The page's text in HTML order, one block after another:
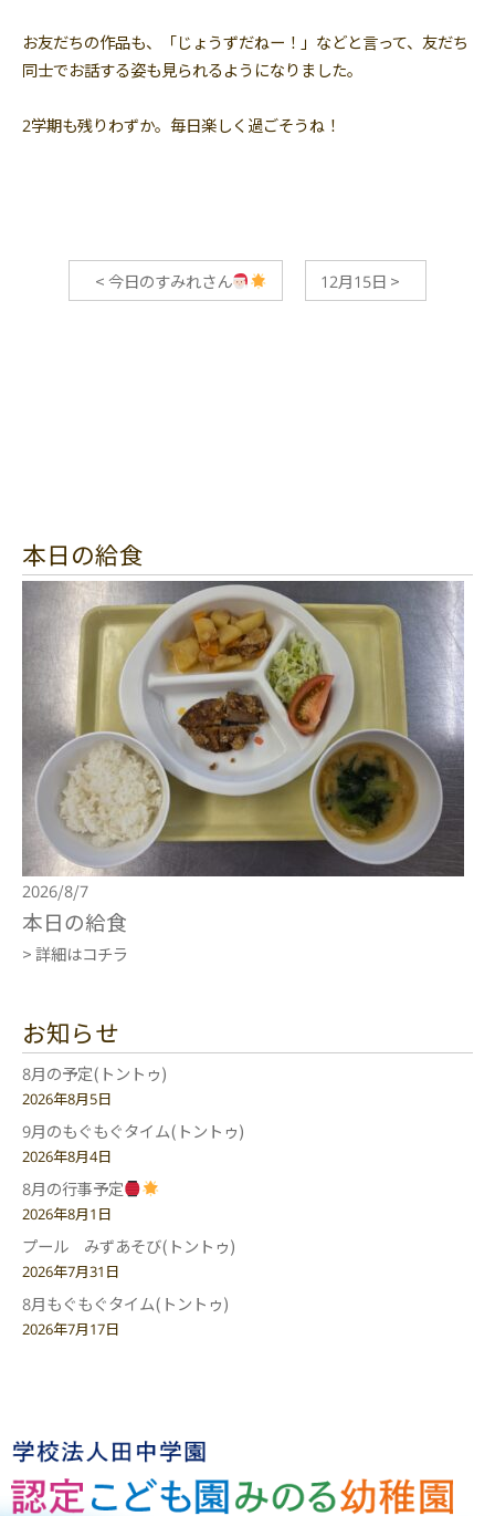
お友だちの作品も、「じょうずだねー！」などと言って、友だち
同士でお話する姿も見られるようになりました。
2学期も残りわずか。毎日楽しく過ごそうね！
<今日のすみれさん 12月15日 >
本日の給食
2026/8/7
本日の給食
> 詳細はコチラ
お知らせ
8月の予定(トントゥ)
2026年8月5日
9月のもぐもぐタイム(トントゥ)
2026年8月4日
8月の行事予定
2026年8月1日
プール みずあそび(トントゥ)
2026年7月31日
8月もぐもぐタイム(トントゥ)
2026年7月17日